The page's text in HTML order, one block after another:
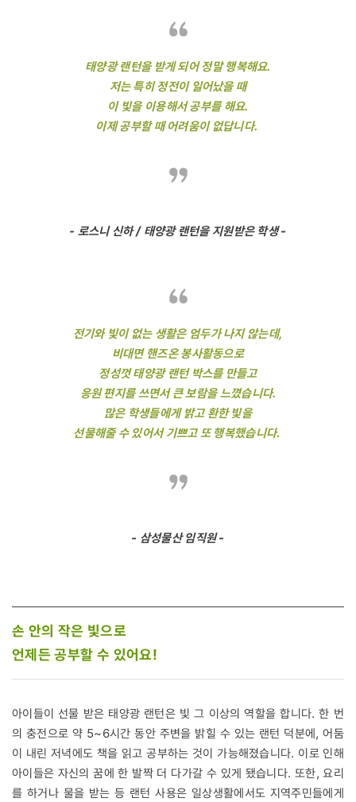
태양광 랜턴을 받게 되어 정말 행복해요.
저는 특히 정전이 일어났을 때
이 빛을 이용해서 공부를 해요.
이제 공부할 때 어려움이 없답니다.
- 로스니 신하 / 태양광 랜턴을 지원받은 학생 -
전기와 빛이 없는 생활은 엄두가 나지 않는데,
비대면 핸즈온 봉사활동으로
정성껏 태양광 랜턴 박스를 만들고
응원 편지를 쓰면서 큰 보람을 느꼈습니다.
많은 학생들에게 밝고 환한 빛을
선물해줄 수 있어서 기쁘고 또 행복했습니다.
- 삼성물산 임직원 -
손 안의 작은 빛으로
언제든 공부할 수 있어요!
아이들이 선물 받은 태양광 랜턴은 빛 그 이상의 역할을 합니다. 한 번
의 충전으로 약 5~6시간 동안 주변을 밝힐 수 있는 랜턴 덕분에, 어둠
이 내린 저녁에도 책을 읽고 공부하는 것이 가능해졌습니다. 이로 인해
아이들은 자신의 꿈에 한 발짝 더 다가갈 수 있게 됐습니다. 또한, 요리
를 하거나 물을 받는 등 랜턴 사용은 일상생활에서도 지역주민들에게